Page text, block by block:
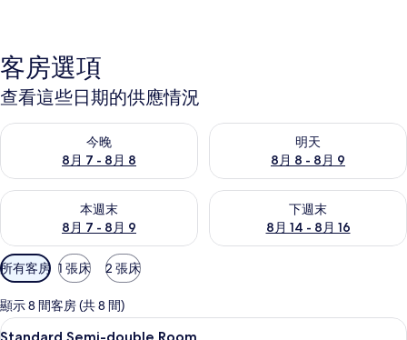
客房選項
查看這些日期的供應情況
今晚
8月 7 - 8月 8
查看今晚 (8月 7 - 8月 8) 的供應情況
明天
8月 8 - 8月 9
查看明天 (8月 8 - 8月 9) 的供
本週末
8月 7 - 8月 9
查看本週末 (8月 7 - 8月 9) 的供應情況
下週末
8月 14 - 8月 16
查看下週末 (8月 14 - 8月 16)
可
用
的
客
所有客房 1 張床 2 張床
顯示 8 間客房 (共 8 間)
顯 1